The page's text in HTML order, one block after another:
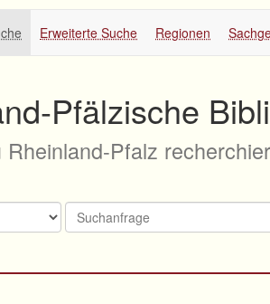
Erweiterte Suche Regionen
Pfälzische
Rheinland-Pfalz